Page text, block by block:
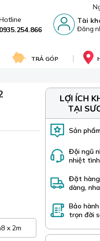
0935.254.866
Tài
Đăng
TRẢ GÓP
x 2m
LỢI ÍCH
TẠI
Sản
Đội ngũ
nhiệt
Đặt hàng
dàng,
Bảo
trọn đời